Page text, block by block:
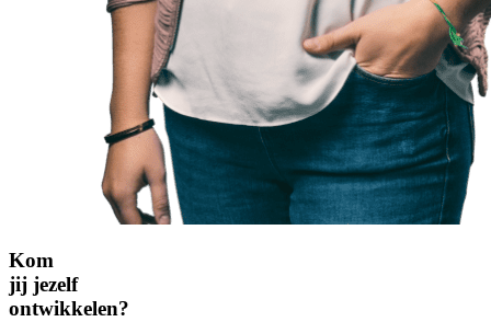
Kom
jij jezelf
ontwikkelen?